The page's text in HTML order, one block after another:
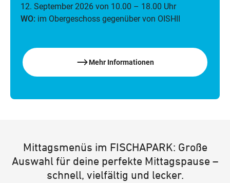
12. September 2026 von 10.00 – 18.00 Uhr
WO: im Obergeschoss gegenüber von OISHII
Mehr Informationen
Mittagsmenüs im FISCHAPARK: Große
Auswahl für deine perfekte Mittagspause –
schnell, vielfältig und lecker.